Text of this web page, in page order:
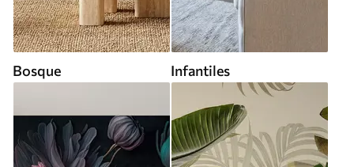
Bosque Infantiles